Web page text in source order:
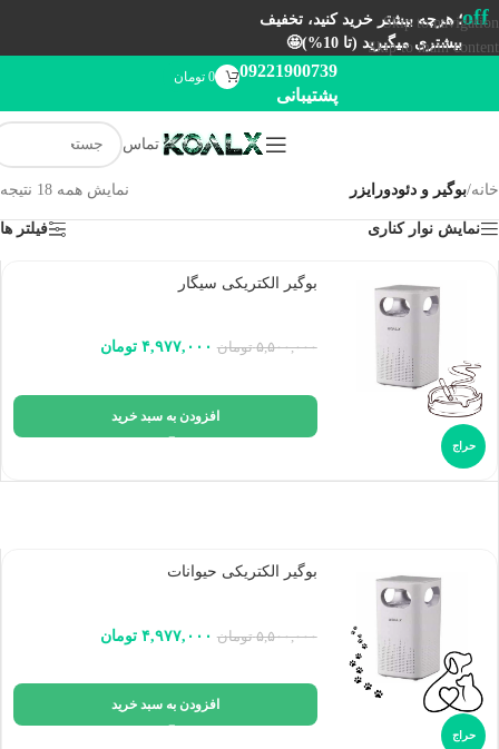
Skip to navigation
Skip to main content
off؛ هرچه بیشتر خرید کنید، تخفیف
بیشتری میگیرید (تا 10%)🤩
09221900739
پشتیبانی
0 تومان
تماس
خانه/بوگیر و دئودورایزر نمایش همه 18 نتیجه
نمایش نوار کناری فیلتر ها
حراج
بوگیر الکتریکی سیگار
۵,۵۰۰,۰۰۰ تومان ۴,۹۷۷,۰۰۰ تومان
افزودن به سبد خرید
حراج
بوگیر الکتریکی حیوانات
۵,۵۰۰,۰۰۰ تومان ۴,۹۷۷,۰۰۰ تومان
افزودن به سبد خرید